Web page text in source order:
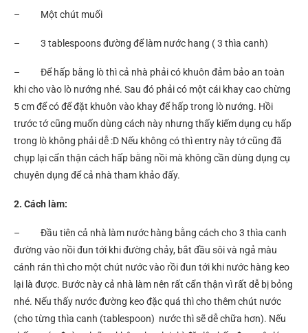
– Một chút muối
– 3 tablespoons đường để làm nước hang ( 3 thìa canh)
– Để hấp bằng lò thì cả nhà phải có khuôn đảm bảo an toàn
khi cho vào lò nướng nhé. Sau đó phải có một cái khay cao chừng
5 cm để có để đặt khuôn vào khay để hấp trong lò nướng. Hồi
trước tớ cũng muốn dùng cách này nhưng thấy kiếm dụng cụ hấp
trong lò không phải dễ :D Nếu không có thì entry này tớ cũng đã
chụp lại cẩn thận cách hấp bằng nồi mà không cần dùng dụng cụ
chuyên dụng để cả nhà tham khảo đấy.
2. Cách làm:
– Đầu tiên cả nhà làm nước hàng bằng cách cho 3 thìa canh
đường vào nồi đun tới khi đường chảy, bắt đầu sôi và ngả màu
cánh rán thì cho một chút nước vào rồi đun tới khi nước hàng keo
lại là được. Bước này cả nhà làm nên rất cẩn thận vì rất dễ bị bỏng
nhé. Nếu thấy nước đường keo đặc quá thì cho thêm chút nước
(cho từng thìa canh (tablespoon) nước thì sẽ dễ chữa hơn). Nếu